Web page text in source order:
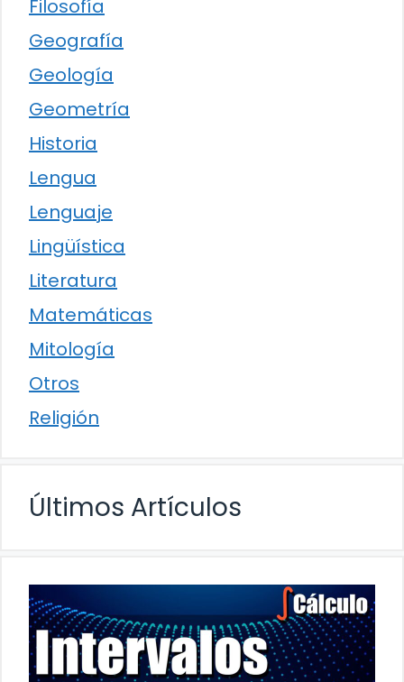
Filosofía
Geografía
Geología
Geometría
Historia
Lengua
Lenguaje
Lingüística
Literatura
Matemáticas
Mitología
Otros
Religión
Últimos Artículos